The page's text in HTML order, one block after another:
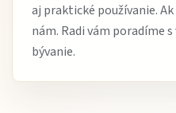
univerzálnym využitím,
priestor do každej
komoda do spálne
úložná komoda.
aj praktické používanie.
nám. Radi vám poradíme
bývanie.